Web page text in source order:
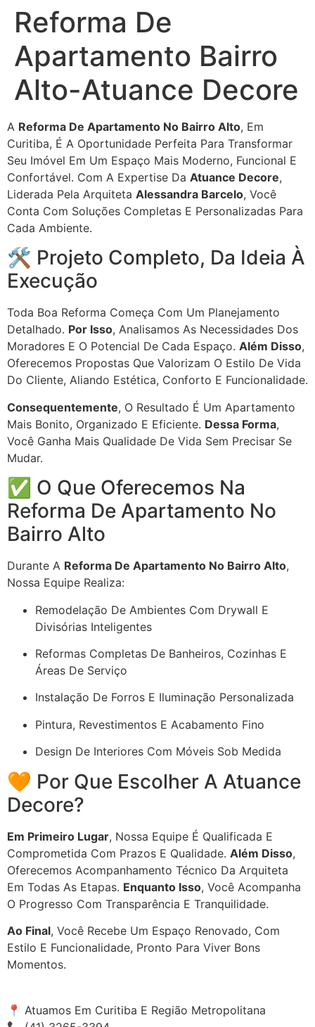
Reforma De
Apartamento Bairro
Alto-Atuance Decore
A Reforma De Apartamento No Bairro Alto, Em
Curitiba, É A Oportunidade Perfeita Para Transformar
Seu Imóvel Em Um Espaço Mais Moderno, Funcional E
Confortável. Com A Expertise Da Atuance Decore,
Liderada Pela Arquiteta Alessandra Barcelo, Você
Conta Com Soluções Completas E Personalizadas Para
Cada Ambiente.
🛠 Projeto Completo, Da Ideia À
Execução
Toda Boa Reforma Começa Com Um Planejamento
Detalhado. Por Isso, Analisamos As Necessidades Dos
Moradores E O Potencial De Cada Espaço. Além Disso,
Oferecemos Propostas Que Valorizam O Estilo De Vida
Do Cliente, Aliando Estética, Conforto E Funcionalidade.
Consequentemente, O Resultado É Um Apartamento
Mais Bonito, Organizado E Eficiente. Dessa Forma,
Você Ganha Mais Qualidade De Vida Sem Precisar Se
Mudar.
✅ O Que Oferecemos Na
Reforma De Apartamento No
Bairro Alto
Durante A Reforma De Apartamento No Bairro Alto,
Nossa Equipe Realiza:
Remodelação De Ambientes Com Drywall E
Divisórias Inteligentes
Reformas Completas De Banheiros, Cozinhas E
Áreas De Serviço
Instalação De Forros E Iluminação Personalizada
Pintura, Revestimentos E Acabamento Fino
Design De Interiores Com Móveis Sob Medida
🧡 Por Que Escolher A Atuance
Decore?
Em Primeiro Lugar, Nossa Equipe É Qualificada E
Comprometida Com Prazos E Qualidade. Além Disso,
Oferecemos Acompanhamento Técnico Da Arquiteta
Em Todas As Etapas. Enquanto Isso, Você Acompanha
O Progresso Com Transparência E Tranquilidade.
Ao Final, Você Recebe Um Espaço Renovado, Com
Estilo E Funcionalidade, Pronto Para Viver Bons
Momentos.
📍 Atuamos Em Curitiba E Região Metropolitana